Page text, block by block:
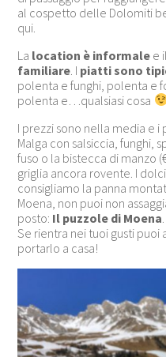
al cospetto delle Dolomiti
qui.
La location è informale e
familiare . I piatti sono
polenta e funghi, polenta e
polenta e…qualsiasi cosa
I prezzi sono nella media e i
Malga con salsiccia, funghi,
fuso o la bistecca di manzo
griglia ancora rovente. I
consigliamo la panna
Moena, non puoi non
posto: Il puzzole di Moena
Se rientra nei tuoi gusti
portarlo a casa!